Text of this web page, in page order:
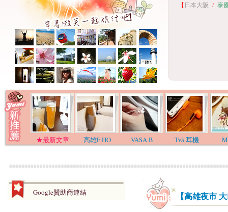
【日本大阪 / 泰
★最新文章 高雄F HO VASA B Två 耳機
Google贊助商連結 【高雄夜市